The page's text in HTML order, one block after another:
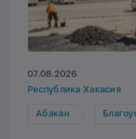
07.08.2026
Республика Хакасия
Абакан